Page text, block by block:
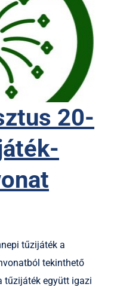
20-
tűzijáték a
tekinthető
tűzijáték együtt igazi